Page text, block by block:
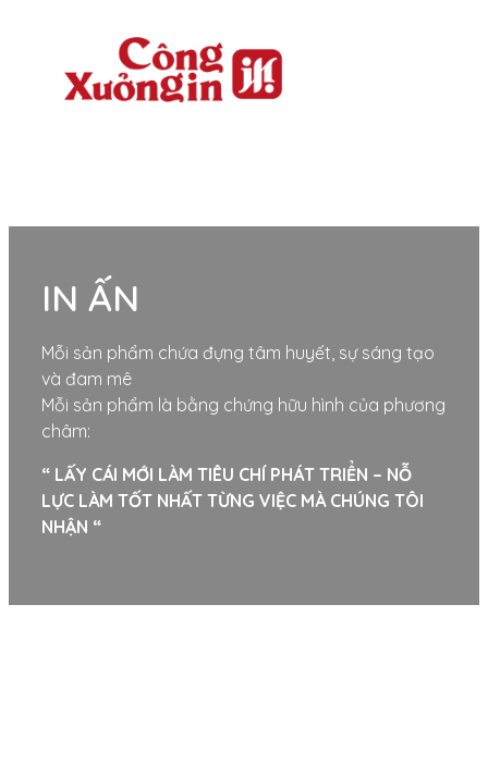
IN ẤN
Mỗi sản phẩm chứa đựng tâm huyết, sự sáng tạo
và đam mê
Mỗi sản phẩm là bằng chứng hữu hình của phương
châm:
“ LẤY CÁI MỚI LÀM TIÊU CHÍ PHÁT TRIỂN – NỖ
LỰC LÀM TỐT NHẤT TỪNG VIỆC MÀ CHÚNG TÔI
NHẬN “